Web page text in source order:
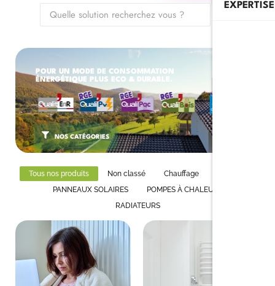
EXPERTISE
POUR UN MODE DE CONSOMMATION
ÉNERGÉTIQUE PLUS ECO & DURABLE.
NOS CATÉGORIES
Tous nos produits Non classé Chauffage
PANNEAUX SOLAIRES
POMPES À CHALEURS
RADIATEURS
Choisir Choisir